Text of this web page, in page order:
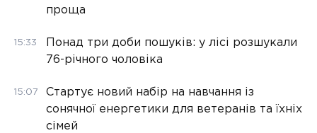
проща
15:33
Понад три доби пошуків: у лісі розшукали
76-річного чоловіка
15:07
Стартує новий набір на навчання із
сонячної енергетики для ветеранів та їхніх
сімей